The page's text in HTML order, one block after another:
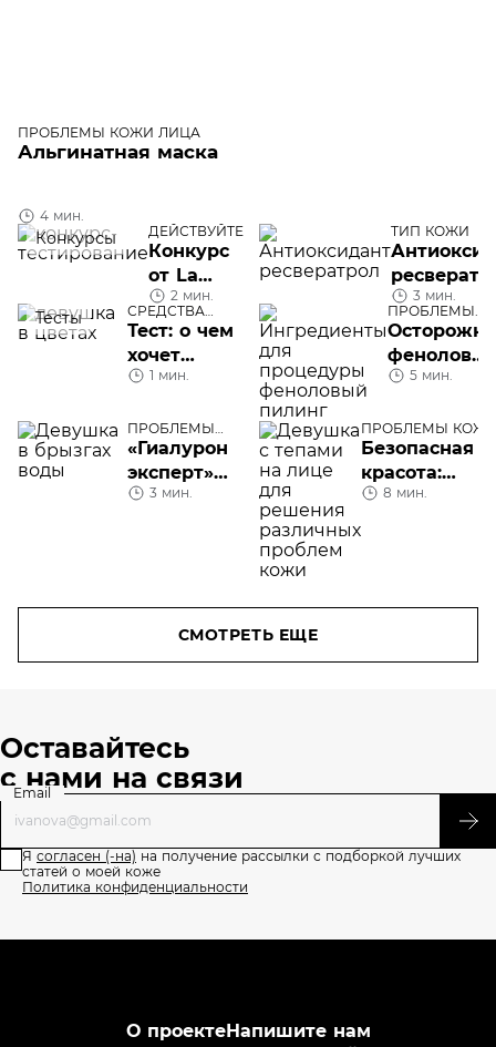
ПРОБЛЕМЫ КОЖИ ЛИЦА
Альгинатная маска
4 мин.
Конкурсы ДЕЙСТВУЙТЕ
Конкурс
от La
Roche-
Posay +
Skin.ru:
получите
на тест
2 мин.
ТИП КОЖИ
3 мин.
Тесты
СРЕДСТВА
УХОДА
Тест: о чем
хочет
рассказать
1 мин.
ПРОБЛЕМЫ
КОЖИ ЛИЦА
пилинг
5 мин.
ПРОБЛЕМЫ
КОЖИ ЛИЦА
«Гиалурон
эксперт»
L’Oréal
3 мин.
ПРОБЛЕМЫ КОЖИ
ЛИЦА
Безопасная
красота:
8 мин.
СМОТРЕТЬ ЕЩЕ
Оставайтесь
с нами на связи
Email
Я согласен (-на) на получение рассылки с подборкой лучших
статей о моей коже
Политика конфиденциальности
О проектеНапишите нам